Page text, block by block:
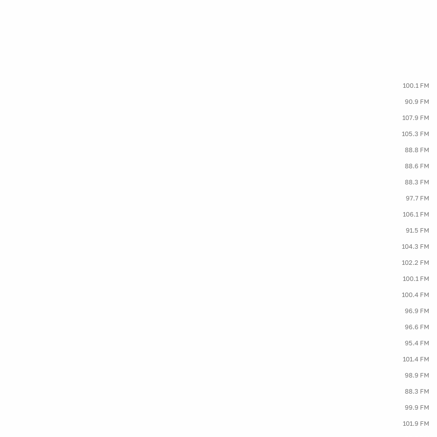
100.1 FM
90.9 FM
107.9 FM
105.3 FM
88.8 FM
88.6 FM
88.3 FM
97.7 FM
106.1 FM
91.5 FM
104.3 FM
102.2 FM
100.1 FM
100.4 FM
96.9 FM
96.6 FM
95.4 FM
101.4 FM
98.9 FM
88.3 FM
99.9 FM
101.9 FM